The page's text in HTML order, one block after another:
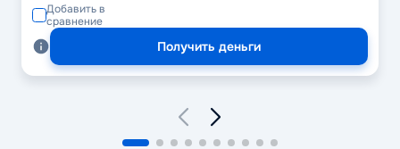
Добавить в
сравнение
Получить деньги